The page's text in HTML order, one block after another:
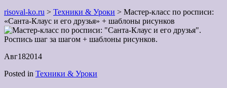
risoval-ko.ru > Техники & Уроки > Мастер-класс по росписи:
«Санта-Клаус и его друзья» + шаблоны рисунков
Авг182014
Posted in Техники & Уроки